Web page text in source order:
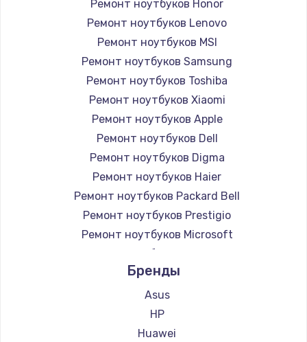
Ремонт ноутбуков Honor
Ремонт ноутбуков Lenovo
Ремонт ноутбуков MSI
Ремонт ноутбуков Samsung
Ремонт ноутбуков Toshiba
Ремонт ноутбуков Xiaomi
Ремонт ноутбуков Apple
Ремонт ноутбуков Dell
Ремонт ноутбуков Digma
Ремонт ноутбуков Haier
Ремонт ноутбуков Packard Bell
Ремонт ноутбуков Prestigio
Ремонт ноутбуков Microsoft
Ремонт ноутбуков Alienware
Ремонт ноутбуков Aquarius
Ремонт ноутбуков Gigabyte
Ремонт ноутбуков Aorus
Ремонт ноутбуков Maibenben
Бренды
Asus
HP
Huawei